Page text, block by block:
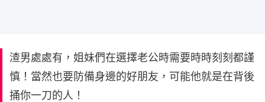
渣男處處有，姐妹們在選擇老公時需要時時刻刻都謹
慎！當然也要防備身邊的好朋友，可能他就是在背後
捅你一刀的人！